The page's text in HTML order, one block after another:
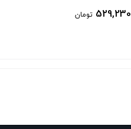
529,230 تومان